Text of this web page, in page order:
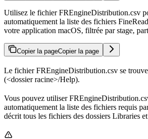
Utilisez le fichier FREngineDistribution.csv
automatiquement la liste des fichiers
votre application macOS, filtrée par stage,
Copier la pageCopier la page
Le fichier FREngineDistribution.csv se
(<dossier racine>/Help).
Vous pouvez utiliser
automatiquement la liste des fichiers requis
décrit tous les fichiers des dossiers Libraries